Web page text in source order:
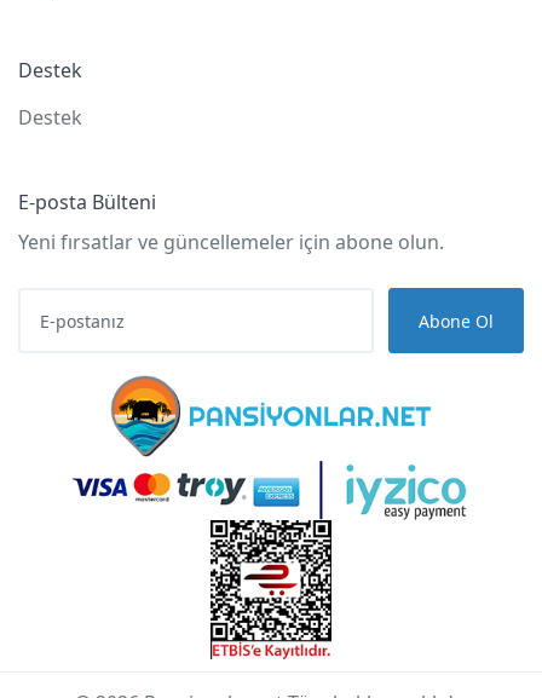
Destek
Destek
E-posta Bülteni
Yeni fırsatlar ve güncellemeler için abone olun.
Abone Ol